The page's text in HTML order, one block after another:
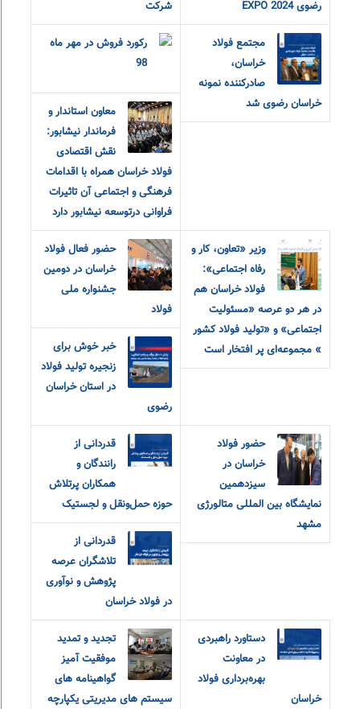
رضوی EXPO 2024 شرکت
مجتمع فولاد
خراسان،
صادرکننده نمونه
خراسان رضوی شد
رکورد فروش در مهر ماه
98
معاون استاندار و
فرماندار نیشابور:
نقش اقتصادی
فولاد خراسان همراه با اقدامات
فرهنگی و اجتماعی آن تاثیرات
فراوانی درتوسعه نیشابور دارد
وزیر «تعاون، کار و
رفاه اجتماعی»:
فولاد خراسان هم
در هر دو‌ عرصه «مسئولیت
اجتماعی» و «تولید فولاد کشور
» مجموعه‌ای پر افتخار است
حضور فعال فولاد
خراسان در دومین
جشنواره ملی
فولاد
خبر خوش برای
زنجیره تولید فولاد
در استان خراسان
رضوی
حضور فولاد
خراسان در
سیزدهمین
نمایشگاه بین المللی متالورژی
مشهد
قدردانی از
رانندگان و
همکاران پرتلاش
حوزه حمل‌ونقل و لجستیک
قدردانی از
تلاشگران عرصه
پژوهش و نوآوری
در فولاد خراسان
دستاورد راهبردی
در معاونت
بهره‌برداری فولاد
خراسان
تجدید و تمدید
موفقیت آمیز
گواهینامه های
سیستم های مدیریتی یکپارچه